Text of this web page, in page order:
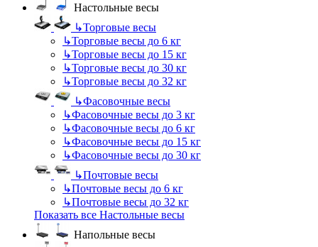
Настольные весы
↳Торговые весы
↳Торговые весы до 6 кг
↳Торговые весы до 15 кг
↳Торговые весы до 30 кг
↳Торговые весы до 32 кг
↳Фасовочные весы
↳Фасовочные весы до 3 кг
↳Фасовочные весы до 6 кг
↳Фасовочные весы до 15 кг
↳Фасовочные весы до 30 кг
↳Почтовые весы
↳Почтовые весы до 6 кг
↳Почтовые весы до 32 кг
Показать все Настольные весы
Напольные весы